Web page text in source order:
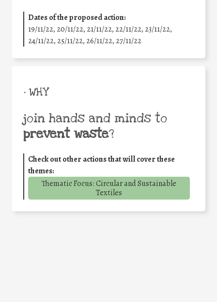
Dates of the proposed action:
19/11/22, 20/11/22, 21/11/22, 22/11/22, 23/11/22,
24/11/22, 25/11/22, 26/11/22, 27/11/22
• WHY
join hands and minds to
prevent waste?
Check out other actions that will cover these
themes:
Thematic Focus: Circular and Sustainable
Textiles